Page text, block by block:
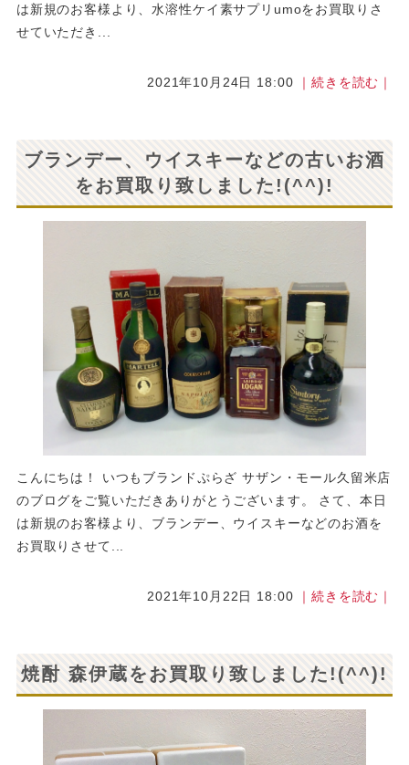
は新規のお客様より、水溶性ケイ素サプリumoをお買取りさ
せていただき...
2021年10月24日 18:00 ｜続きを読む｜
ブランデー、ウイスキーなどの古いお酒
をお買取り致しました!(^^)!
こんにちは！ いつもブランドぷらざ サザン・モール久留米店
のブログをご覧いただきありがとうございます。 さて、本日
は新規のお客様より、ブランデー、ウイスキーなどのお酒を
お買取りさせて...
2021年10月22日 18:00 ｜続きを読む｜
焼酎 森伊蔵をお買取り致しました!(^^)!